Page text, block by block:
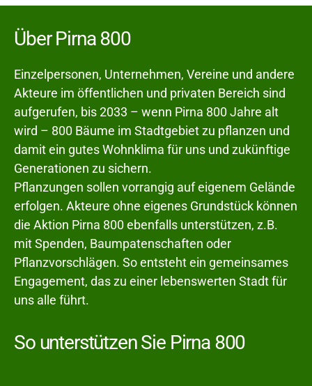
Über Pirna 800
Einzelpersonen, Unternehmen, Vereine und andere
Akteure im öffentlichen und privaten Bereich sind
aufgerufen, bis 2033 – wenn Pirna 800 Jahre alt
wird – 800 Bäume im Stadtgebiet zu pflanzen und
damit ein gutes Wohnklima für uns und zukünftige
Generationen zu sichern.
Pflanzungen sollen vorrangig auf eigenem Gelände
erfolgen. Akteure ohne eigenes Grundstück können
die Aktion Pirna 800 ebenfalls unterstützen, z.B.
mit Spenden, Baumpatenschaften oder
Pflanzvorschlägen. So entsteht ein gemeinsames
Engagement, das zu einer lebenswerten Stadt für
uns alle führt.
So unterstützen Sie Pirna 800